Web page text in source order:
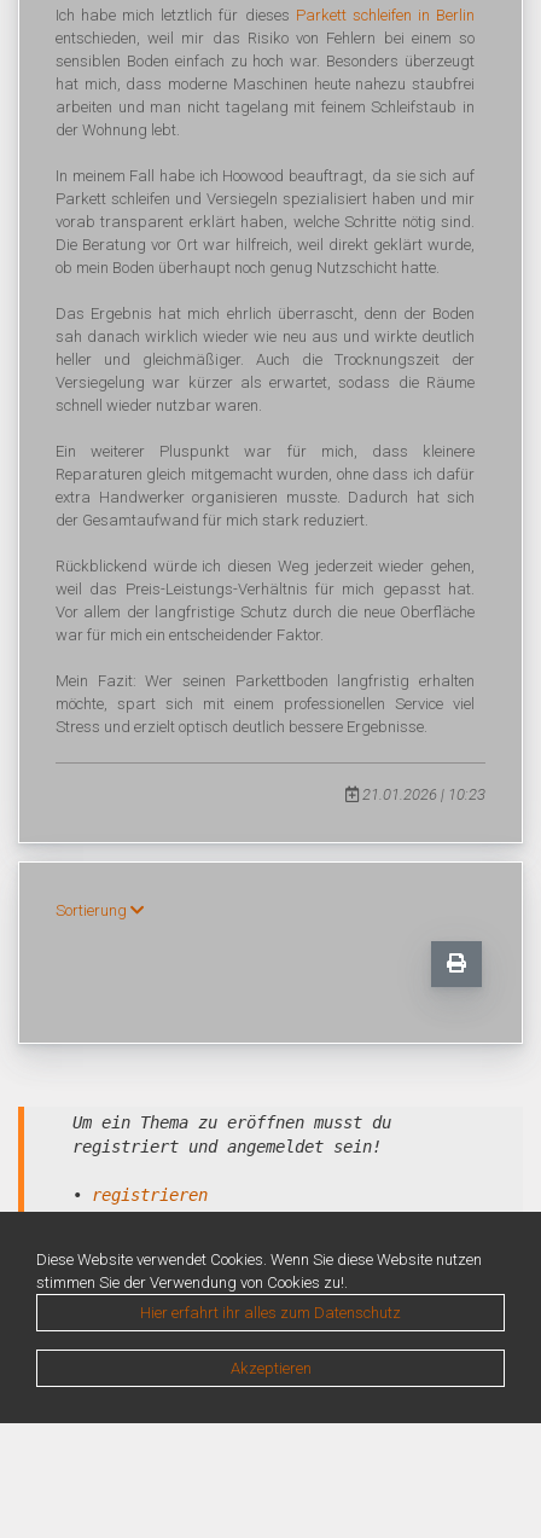
Ich habe mich letztlich für dieses Parkett schleifen in Berlin
entschieden, weil mir das Risiko von Fehlern bei einem so
sensiblen Boden einfach zu hoch war. Besonders überzeugt
hat mich, dass moderne Maschinen heute nahezu staubfrei
arbeiten und man nicht tagelang mit feinem Schleifstaub in
der Wohnung lebt.
In meinem Fall habe ich Hoowood beauftragt, da sie sich auf
Parkett schleifen und Versiegeln spezialisiert haben und mir
vorab transparent erklärt haben, welche Schritte nötig sind.
Die Beratung vor Ort war hilfreich, weil direkt geklärt wurde,
ob mein Boden überhaupt noch genug Nutzschicht hatte.
Das Ergebnis hat mich ehrlich überrascht, denn der Boden
sah danach wirklich wieder wie neu aus und wirkte deutlich
heller und gleichmäßiger. Auch die Trocknungszeit der
Versiegelung war kürzer als erwartet, sodass die Räume
schnell wieder nutzbar waren.
Ein weiterer Pluspunkt war für mich, dass kleinere
Reparaturen gleich mitgemacht wurden, ohne dass ich dafür
extra Handwerker organisieren musste. Dadurch hat sich
der Gesamtaufwand für mich stark reduziert.
Rückblickend würde ich diesen Weg jederzeit wieder gehen,
weil das Preis-Leistungs-Verhältnis für mich gepasst hat.
Vor allem der langfristige Schutz durch die neue Oberfläche
war für mich ein entscheidender Faktor.
Mein Fazit: Wer seinen Parkettboden langfristig erhalten
möchte, spart sich mit einem professionellen Service viel
Stress und erzielt optisch deutlich bessere Ergebnisse.
21.01.2026 | 10:23
Sortierung
Um ein Thema zu eröffnen musst du
registriert und angemeldet sein!
• registrieren
Diese Website verwendet Cookies. Wenn Sie diese Website nutzen
stimmen Sie der Verwendung von Cookies zu!.
Hier erfahrt ihr alles zum Datenschutz
Akzeptieren